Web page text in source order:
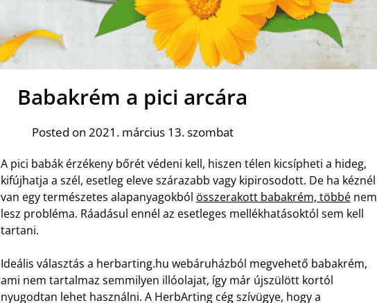
Babakrém a pici arcára
Posted on 2021. március 13. szombat
A pici babák érzékeny bőrét védeni kell, hiszen télen kicsípheti a hideg,
kifújhatja a szél, esetleg eleve szárazabb vagy kipirosodott. De ha kéznél
van egy természetes alapanyagokból összerakott babakrém, többé nem
lesz probléma. Ráadásul ennél az esetleges mellékhatásoktól sem kell
tartani.
Ideális választás a herbarting.hu webáruházból megvehető babakrém,
ami nem tartalmaz semmilyen illóolajat, így már újszülött kortól
nyugodtan lehet használni. A HerbArting cég szívügye, hogy a